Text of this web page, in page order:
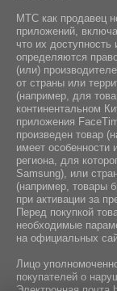
МТС как продавец
приложений,
что их
определяются
(или)
от страны или
(например, для
континентальном
приложения
произведен товар
имеет особенности
региона, для
Samsung), или
(например, товары
при активации за
Перед покупкой
необходимые
на официальных
Лицо
покупателей о
Электронная почта